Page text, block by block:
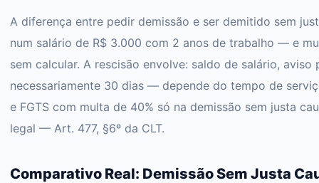
A diferença entre pedir demissão e ser demitido sem
num salário de R$ 3.000 com 2 anos de trabalho — e
sem calcular. A rescisão envolve: saldo de salário,
necessariamente 30 dias — depende do tempo de
e FGTS com multa de 40% só na demissão sem justa
legal — Art. 477, §6º da CLT.
Comparativo Real: Demissão Sem Justa